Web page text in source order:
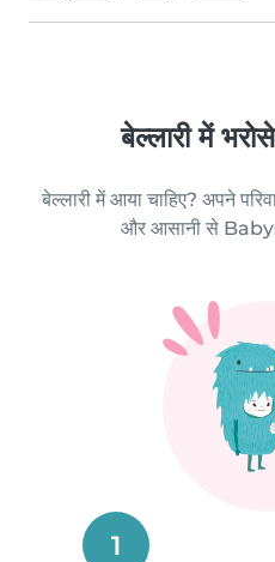
बेल्लारी में
बेल्लारी में आया चाहिए? अपने
और आसानी से
1